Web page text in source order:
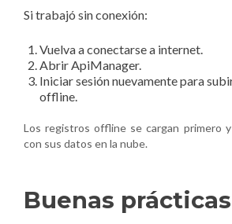
Si trabajó sin conexión:
Vuelva a conectarse a internet.
Abrir ApiManager.
Iniciar sesión nuevamente para
offline.
Los registros offline se cargan primero
con sus datos en la nube.
Buenas prácticas